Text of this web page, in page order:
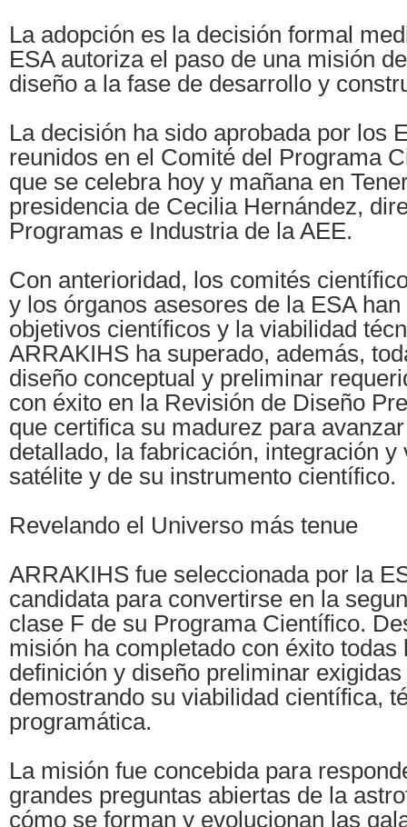
La adopción es la decisión formal
ESA autoriza el paso de una misión
diseño a la fase de desarrollo y
La decisión ha sido aprobada por los
reunidos en el Comité del Programa
que se celebra hoy y mañana en
presidencia de Cecilia Hernández,
Programas e Industria de la AEE.
Con anterioridad, los comités
y los órganos asesores de la ESA
objetivos científicos y la viabilidad
ARRAKIHS ha superado, además,
diseño conceptual y preliminar
con éxito en la Revisión de Diseño
que certifica su madurez para
detallado, la fabricación, integración y
satélite y de su instrumento científico.
Revelando el Universo más tenue
ARRAKIHS fue seleccionada por la
candidata para convertirse en la
clase F de su Programa Científico.
misión ha completado con éxito todas
definición y diseño preliminar
demostrando su viabilidad científica,
programática.
La misión fue concebida para
grandes preguntas abiertas de la
cómo se forman y evolucionan las